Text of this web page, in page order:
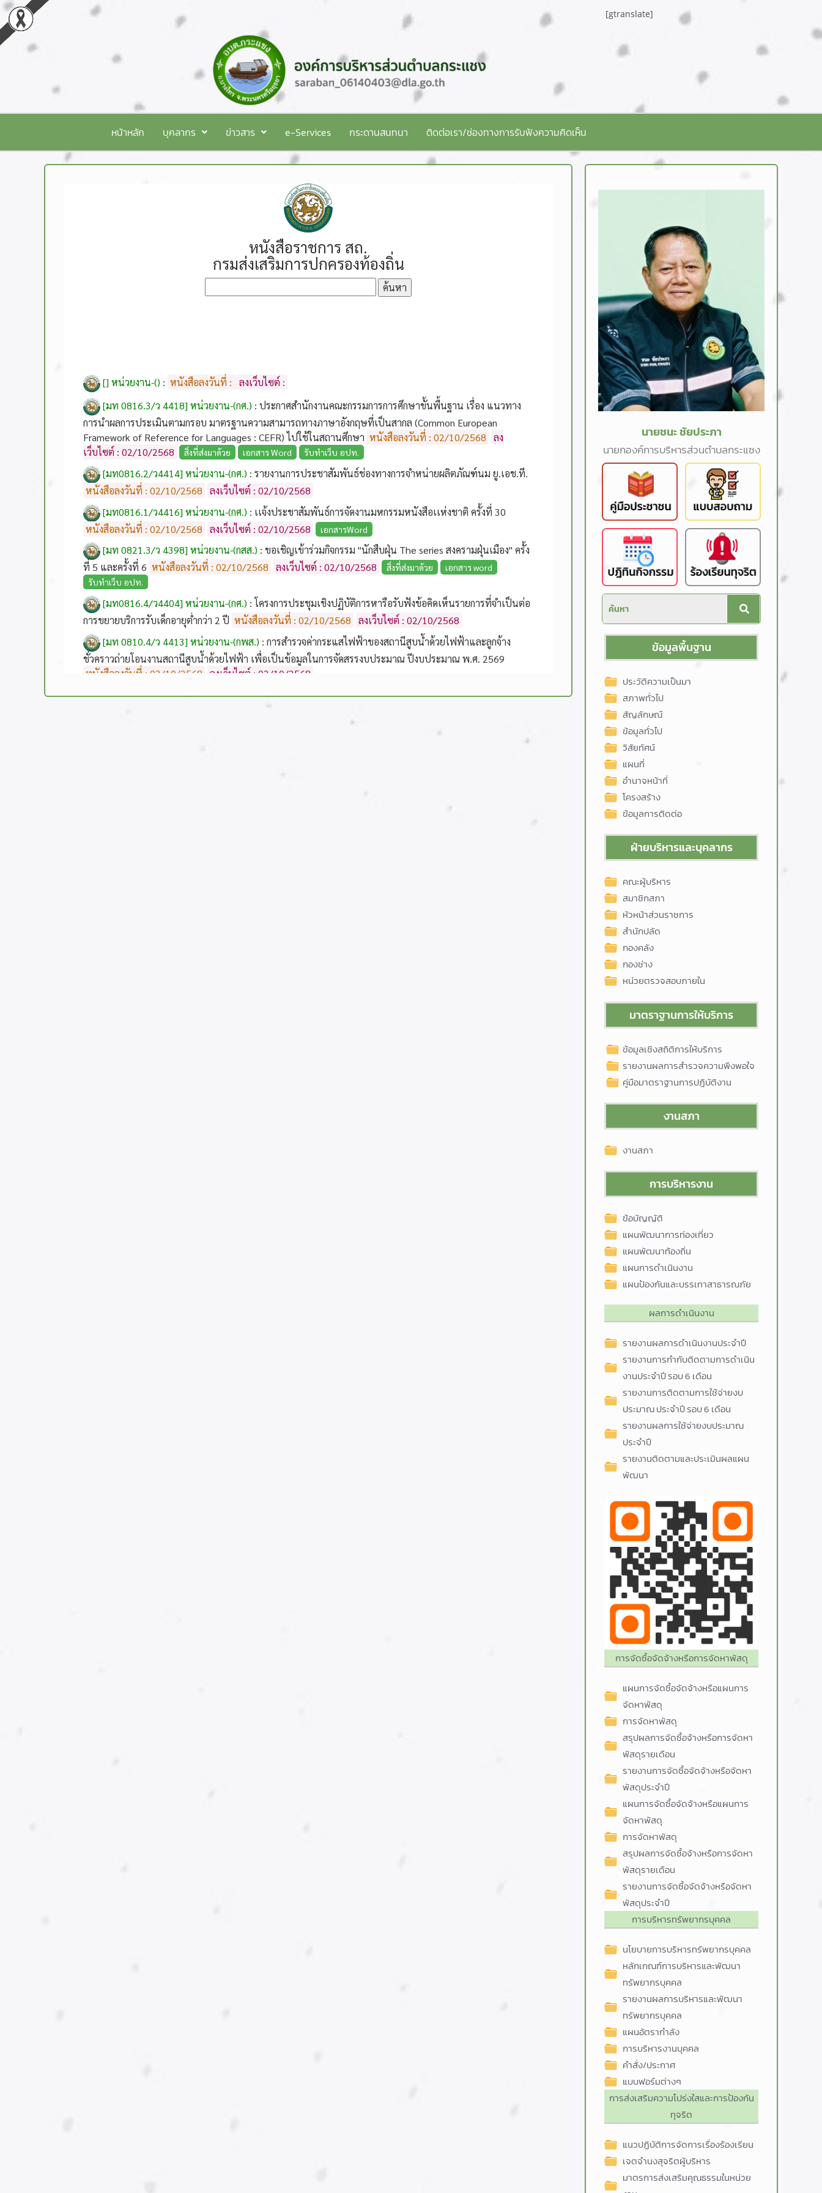
[gtranslate]
หน้าหลัก บุคลากร ข่าวสาร e-Services กระดานสนทนา ติดต่อเรา/ช่องทางการรับฟังความคิดเห็น
นายชนะ ชัยประภา
นายกองค์การบริหารส่วนตำบลกระแซง
ข้อมูลพื้นฐาน
ประวัติความเป็นมา
สภาพทั่วไป
สัญลักษณ์
ข้อมูลทั่วไป
วิสัยทัศน์
แผนที่
อำนาจหน้าที่
โครงสร้าง
ข้อมูลการติดต่อ
ฝ่ายบริหารและบุคลากร
คณะผู้บริหาร
สมาชิกสภา
หัวหน้าส่วนราชการ
สำนักปลัด
กองคลัง
กองช่าง
หน่วยตรวจสอบภายใน
มาตราฐานการให้บริการ
ข้อมูลเชิงสถิติการให้บริการ
รายงานผลการสำรวจความพึงพอใจ
คู่มือมาตราฐานการปฎิบัติงาน
งานสภา
งานสภา
การบริหารงาน
ข้อบัญญัติ
แผนพัฒนาการท่องเที่ยว
แผนพัฒนาท้องถิ่น
แผนการดำเนินงาน
แผนป้องกันและบรรเทาสาธารณภัย
ผลการดำเนินงาน
รายงานผลการดำเนินงานประจำปี
รายงานการกำกับติดตามการดำเนิน
งานประจำปี รอบ 6 เดือน
รายงานการติดตามการใช้จ่ายงบ
ประมาณ ประจำปี รอบ 6 เดือน
รายงานผลการใช้จ่ายงบประมาณ
ประจำปี
รายงานติดตามและประเมินผลแผน
พัฒนา
การจัดซื้อจัดจ้างหรือการจัดหาพัสดุ
แผนการจัดซื้อจัดจ้างหรือแผนการ
จัดหาพัสดุ
การจัดหาพัสดุ
สรุปผลการจัดซื้อจ้างหรือการจัดหา
พัสดุรายเดือน
รายงานการจัดซื้อจัดจ้างหรือจัดหา
พัสดุประจำปี
แผนการจัดซื้อจัดจ้างหรือแผนการ
จัดหาพัสดุ
การจัดหาพัสดุ
สรุปผลการจัดซื้อจ้างหรือการจัดหา
พัสดุรายเดือน
รายงานการจัดซื้อจัดจ้างหรือจัดหา
พัสดุประจำปี
การบริหารทรัพยากรบุคคล
นโยบายการบริหารทรัพยากรบุคคล
หลักเกณฑ์การบริหารและพัฒนา
ทรัพยากรบุคคล
รายงานผลการบริหารและพัฒนา
ทรัพยากรบุคคล
แผนอัตรากำลัง
การบริหารงานบุคคล
คำสั่ง/ประกาศ
แบบฟอร์มต่างๆ
การส่งเสริมความโปร่งใสและการป้องกัน
ทุจริต
แนวปฏิบัติการจัดการเรื่องร้องเรียน
เจตจำนงสุจริตผู้บริหาร
มาตรการส่งเสริมคุณธรรมในหน่วย